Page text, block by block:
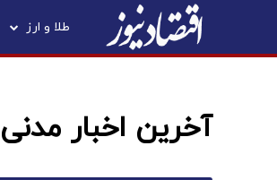
طلا و ارز
آخرین اخبار مدنی